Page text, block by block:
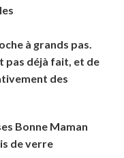
à grands pas.
pas déjà fait, et de
des
Bonne Maman
de verre